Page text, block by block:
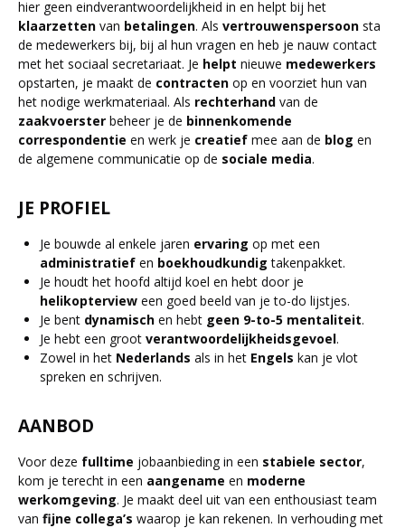
hier geen eindverantwoordelijkheid in en helpt bij het
klaarzetten van betalingen. Als vertrouwenspersoon sta
de medewerkers bij, bij al hun vragen en heb je nauw contact
met het sociaal secretariaat. Je helpt nieuwe medewerkers
opstarten, je maakt de contracten op en voorziet hun van
het nodige werkmateriaal. Als rechterhand van de
zaakvoerster beheer je de binnenkomende
correspondentie en werk je creatief mee aan de blog en
de algemene communicatie op de sociale media.
JE PROFIEL
Je bouwde al enkele jaren ervaring op met een
administratief en boekhoudkundig takenpakket.
Je houdt het hoofd altijd koel en hebt door je
helikopterview een goed beeld van je to-do lijstjes.
Je bent dynamisch en hebt geen 9-to-5 mentaliteit.
Je hebt een groot verantwoordelijkheidsgevoel.
Zowel in het Nederlands als in het Engels kan je vlot
spreken en schrijven.
AANBOD
Voor deze fulltime jobaanbieding in een stabiele sector,
kom je terecht in een aangename en moderne
werkomgeving. Je maakt deel uit van een enthousiast team
van fijne collega’s waarop je kan rekenen. In verhouding met